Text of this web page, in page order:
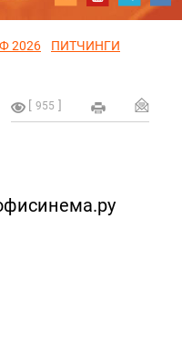
2026
ПИТЧИНГИ
955